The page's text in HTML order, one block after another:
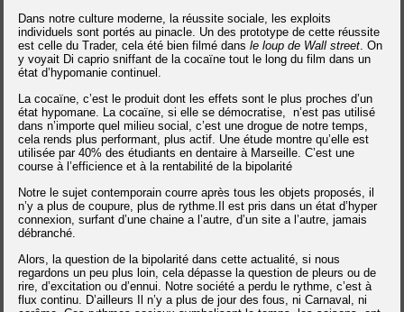
Dans notre culture moderne, la réussite sociale, les exploits
individuels sont portés au pinacle. Un des prototype de cette réussite
est celle du Trader, cela été bien filmé dansle loup de Wall street . On
y voyait Di caprio sniffant de la cocaïne tout le long du film dans un
état d’hypomanie continuel.
La cocaïne, c’est le produit dont les effets sont le plus proches d’un
état hypomane. La cocaïne, si elle se démocratise, n’est pas utilisé
dans n’importe quel milieu social, c’est une drogue de notre temps,
cela rends plus performant, plus actif. Une étude montre qu’elle est
utilisée par 40% des étudiants en dentaire à Marseille. C’est une
course à l’efficience et à la rentabilité de la bipolarité
Notre le sujet contemporain courre après tous les objets proposés, il
n’y a plus de coupure, plus de rythme.
Il est pris dans un état d’hyper
connexion, surfant d’une chaine a l’autre, d’un site a l’autre, jamais
débranché.
Alors, la question de la bipolarité dans cette actualité, si nous
regardons un peu plus loin, cela dépasse la question de pleurs ou de
rire, d’excitation ou d’ennui. Notre société a perdu le rythme, c’est à
flux continu. D’ailleurs Il n’y a plus de jour des fous, ni Carnaval, ni